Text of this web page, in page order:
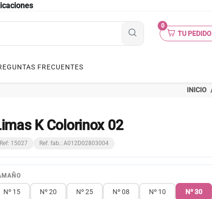
0
TU PEDIDO
FRECUENTES
INICIO
K Colorinox 02
Ref: 15027 Ref. fab.: A012D02803004
Nº 15 Nº 20 Nº 25 Nº 08 Nº 10 Nº 30